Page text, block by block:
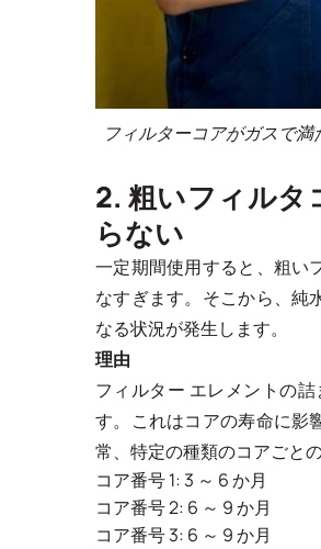
フィルターコアがガスで
2. 粗いフィルタ
らない
一定期間使用すると、粗い
なすぎます。そこから、純
なる状況が発生します。
理由
フィルター エレメントの
す。これはコアの寿命に影
常、特定の種類のコアごと
コア番号 1: 3 ～ 6 か月
コア番号 2: 6 ～ 9 か月
コア番号 3: 6 ～ 9 か月